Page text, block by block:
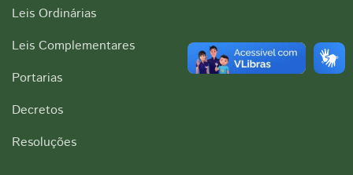
Leis Ordinárias
Leis Complementares
Portarias
Decretos
Resoluções